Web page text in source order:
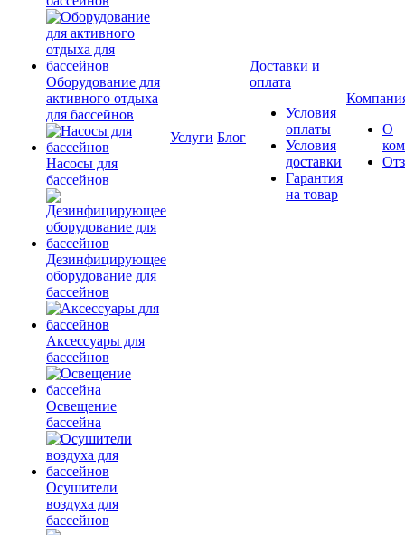
Оборудование для
активного отдыха
для бассейнов
Насосы для
бассейнов
Дезинфицирующее
оборудование для
бассейнов
Аксессуары для
бассейнов
Освещение
бассейна
Осушители
воздуха для
бассейнов
Услуги Блог
Доставки и
оплата
Условия
оплаты
Условия
доставки
Гарантия
на товар
О